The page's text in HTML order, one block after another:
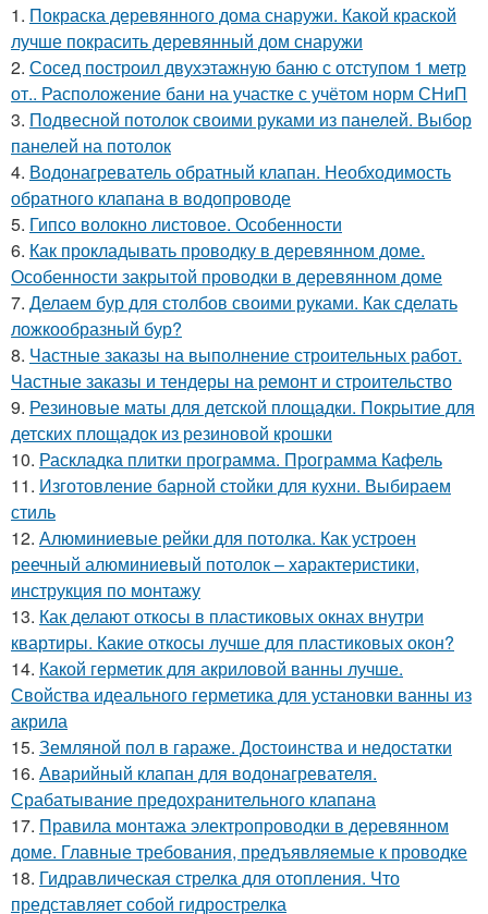
1. Покраска деревянного дома снаружи. Какой краской
лучше покрасить деревянный дом снаружи
2. Сосед построил двухэтажную баню с отступом 1 метр
от.. Расположение бани на участке с учётом норм СНиП
3. Подвесной потолок своими руками из панелей. Выбор
панелей на потолок
4. Водонагреватель обратный клапан. Необходимость
обратного клапана в водопроводе
5. Гипсо волокно листовое. Особенности
6. Как прокладывать проводку в деревянном доме.
Особенности закрытой проводки в деревянном доме
7. Делаем бур для столбов своими руками. Как сделать
ложкообразный бур?
8. Частные заказы на выполнение строительных работ.
Частные заказы и тендеры на ремонт и строительство
9. Резиновые маты для детской площадки. Покрытие для
детских площадок из резиновой крошки
10. Раскладка плитки программа. Программа Кафель
11. Изготовление барной стойки для кухни. Выбираем
стиль
12. Алюминиевые рейки для потолка. Как устроен
реечный алюминиевый потолок – характеристики,
инструкция по монтажу
13. Как делают откосы в пластиковых окнах внутри
квартиры. Какие откосы лучше для пластиковых окон?
14. Какой герметик для акриловой ванны лучше.
Свойства идеального герметика для установки ванны из
акрила
15. Земляной пол в гараже. Достоинства и недостатки
16. Аварийный клапан для водонагревателя.
Срабатывание предохранительного клапана
17. Правила монтажа электропроводки в деревянном
доме. Главные требования, предъявляемые к проводке
18. Гидравлическая стрелка для отопления. Что
представляет собой гидрострелка